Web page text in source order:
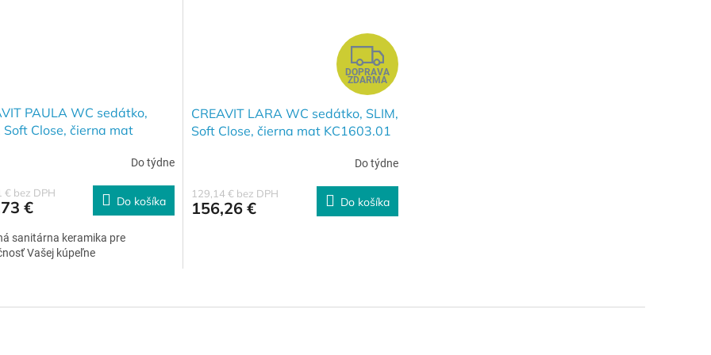
PAULA WC sedátko,
Soft Close, čierna mat
Do týdne
€ bez DPH
€ Do košíka
sanitárna keramika pre
Vašej kúpeľne
Z
A
D
A
R
M
DOPRAVA
ZDARMA
CREAVIT LARA WC sedátko, SLIM,
Soft Close, čierna mat KC1603.01
Do týdne
129,14 € bez DPH
156,26 € Do košíka
v